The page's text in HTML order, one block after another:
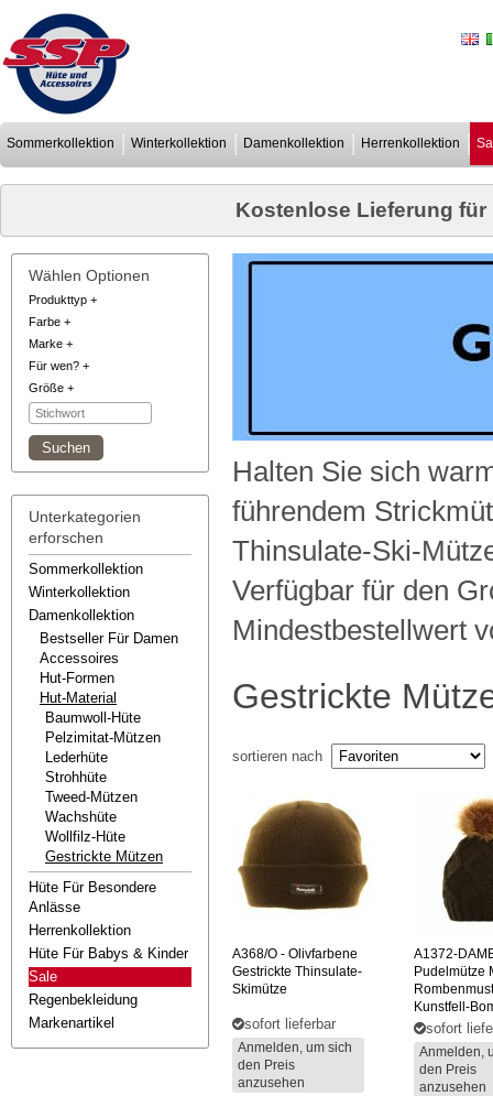
Sommerkollektion Winterkollektion Damenkollektion Herrenkollektion
Kostenlose Lieferung für
Wählen Optionen
Produkttyp +
Farbe +
Marke +
Für wen? +
Größe +
Unterkategorien
erforschen
Sommerkollektion
Winterkollektion
Damenkollektion
Bestseller Für Damen
Accessoires
Hut-Formen
Hut-Material
Baumwoll-Hüte
Pelzimitat-Mützen
Lederhüte
Strohhüte
Tweed-Mützen
Wachshüte
Wollfilz-Hüte
Gestrickte Mützen
Hüte Für Besondere
Anlässe
Herrenkollektion
Hüte Für Babys & Kinder
Sale
Regenbekleidung
Markenartikel
Halten Sie sich
führendem
Thinsulate-Ski-
Verfügbar für den
Mindestbestellwert
Gestrickte
sortieren nach
A368/O - Olivfarbene
Gestrickte Thinsulate-
Skimütze
sofort lieferbar
Anmelden, um sich
den Preis
anzusehen
A1372-
Pudelmütze
Kunstfell-
sofort
Anmelden,
den Preis
anzusehen